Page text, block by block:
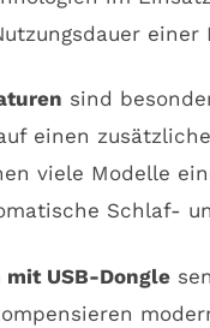
einer
sind
einen
viele Modelle
Schlaf-
USB-Dongle